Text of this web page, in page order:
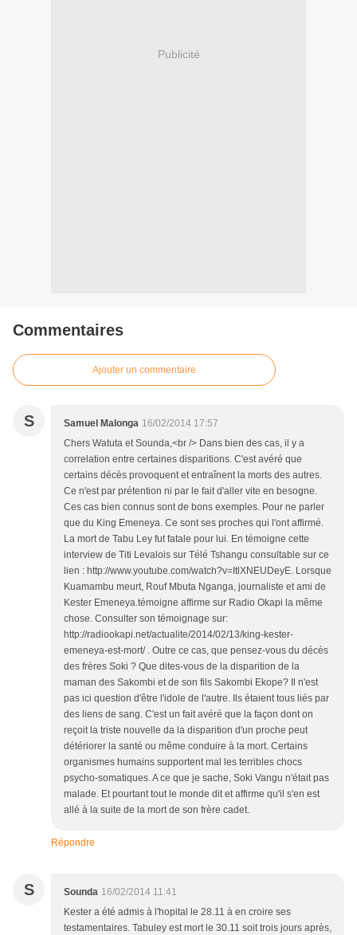
Publicité
Commentaires
Ajouter un commentaire
S Samuel Malonga 16/02/2014 17:57
Chers Watuta et Sounda,<br /> Dans bien des cas, il y a
correlation entre certaines disparitions. C'est avéré que
certains décès provoquent et entraînent la morts des autres.
Ce n'est par prétention ni par le fait d'aller vite en besogne.
Ces cas bien connus sont de bons exemples. Pour ne parler
que du King Emeneya. Ce sont ses proches qui l'ont affirmé.
La mort de Tabu Ley fut fatale pour lui. En témoigne cette
interview de Titi Levalois sur Télé Tshangu consultable sur ce
lien : http://www.youtube.com/watch?v=ItlXNEUDeyE. Lorsque
Kuamambu meurt, Rouf Mbuta Nganga, journaliste et ami de
Kester Emeneya.témoigne affirme sur Radio Okapi la même
chose. Consulter son témoignage sur:
http://radiookapi.net/actualite/2014/02/13/king-kester-
emeneya-est-mort/ . Outre ce cas, que pensez-vous du décès
des frères Soki ? Que dites-vous de la disparition de la
maman des Sakombi et de son fils Sakombi Ekope? Il n'est
pas ici question d'être l'idole de l'autre. Ils étaient tous liés par
des liens de sang. C'est un fait avéré que la façon dont on
reçoit la triste nouvelle da la disparition d'un proche peut
détériorer la santé ou même conduire à la mort. Certains
organismes humains supportent mal les terribles chocs
psycho-somatiques. A ce que je sache, Soki Vangu n'était pas
malade. Et pourtant tout le monde dit et affirme qu'il s'en est
allé à la suite de la mort de son frère cadet.
Répondre
S Sounda 16/02/2014 11:41
Kester a été admis à l'hopital le 28.11 à en croire ses
testamentaires. Tabuley est mort le 30.11 soit trois jours après,